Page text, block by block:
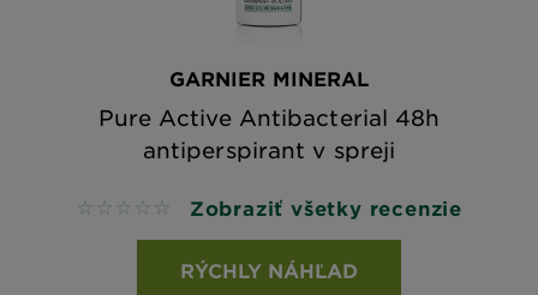
GARNIER MINERAL
Pure Active Antibacterial 48h
antiperspirant v spreji
No reviews Zobraziť všetky recenzie
RÝCHLY NÁHĽAD